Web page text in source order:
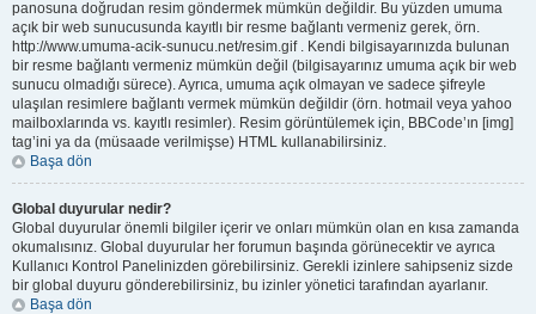
panosuna doğrudan resim göndermek mümkün değildir. Bu yüzden umuma
açık bir web sunucusunda kayıtlı bir resme bağlantı vermeniz gerek, örn.
http://www.umuma-acik-sunucu.net/resim.gif . Kendi bilgisayarınızda bulunan
bir resme bağlantı vermeniz mümkün değil (bilgisayarınız umuma açık bir web
sunucu olmadığı sürece). Ayrıca, umuma açık olmayan ve sadece şifreyle
ulaşılan resimlere bağlantı vermek mümkün değildir (örn. hotmail veya yahoo
mailboxlarında vs. kayıtlı resimler). Resim görüntülemek için, BBCode’ın [img]
tag’ini ya da (müsaade verilmişse) HTML kullanabilirsiniz.
Başa dön
Global duyurular nedir?
Global duyurular önemli bilgiler içerir ve onları mümkün olan en kısa zamanda
okumalısınız. Global duyurular her forumun başında görünecektir ve ayrıca
Kullanıcı Kontrol Panelinizden görebilirsiniz. Gerekli izinlere sahipseniz sizde
bir global duyuru gönderebilirsiniz, bu izinler yönetici tarafından ayarlanır.
Başa dön